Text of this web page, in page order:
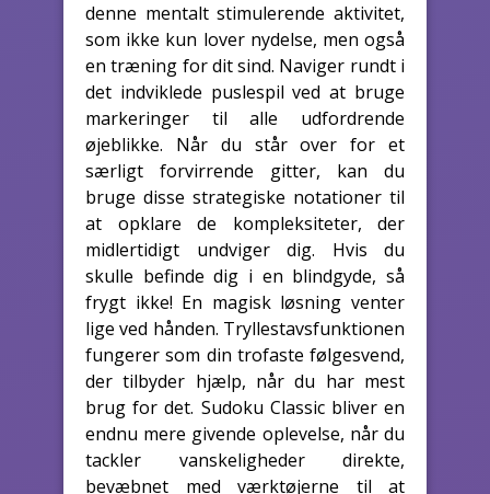
denne mentalt stimulerende aktivitet,
som ikke kun lover nydelse, men også
en træning for dit sind. Naviger rundt i
det indviklede puslespil ved at bruge
markeringer til alle udfordrende
øjeblikke. Når du står over for et
særligt forvirrende gitter, kan du
bruge disse strategiske notationer til
at opklare de kompleksiteter, der
midlertidigt undviger dig. Hvis du
skulle befinde dig i en blindgyde, så
frygt ikke! En magisk løsning venter
lige ved hånden. Tryllestavsfunktionen
fungerer som din trofaste følgesvend,
der tilbyder hjælp, når du har mest
brug for det. Sudoku Classic bliver en
endnu mere givende oplevelse, når du
tackler vanskeligheder direkte,
bevæbnet med værktøjerne til at